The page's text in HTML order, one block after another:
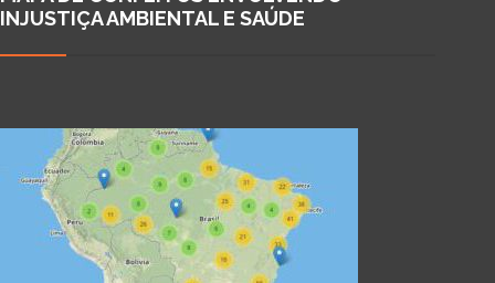
INJUSTIÇA AMBIENTAL E SAÚDE